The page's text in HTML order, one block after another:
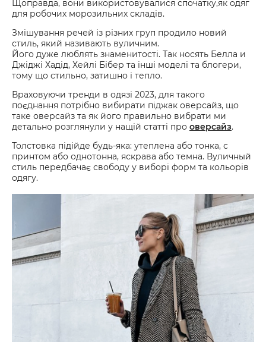
Щоправда, вони використовувалися спочатку,як одяг
для робочих морозильних складів.
Змішування речей із різних груп продило новий
стиль, який називають вуличним.
Його дуже люблять знаменитості. Так носять Белла и
Джіджі Хадід, Хейлі Бібер та інші моделі та блогери,
тому що стильно, затишно і тепло.
Враховуючи тренди в одязі 2023, для такого
поєднання потрібно вибирати піджак оверсайз, що
таке оверсайз та як його правильно вибрати ми
детально розглянули у нащій статті про оверсайз.
Толстовка підійде будь-яка: утеплена або тонка, с
принтом або однотонна, яскрава або темна. Вуличный
стиль передбачає свободу у виборі форм та кольорів
одягу.